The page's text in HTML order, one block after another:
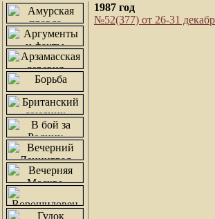
1987 год
№52(377) от 26-31